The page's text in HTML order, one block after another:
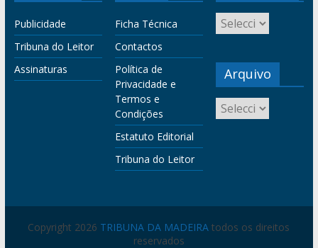
Publicidade
Tribuna do Leitor
Assinaturas
Ficha Técnica
Contactos
Política de
Privacidade e
Termos e
Condições
Estatuto Editorial
Tribuna do Leitor
Arquivo
Copyright 2026 TRIBUNA DA MADEIRA todos os direitos
reservados